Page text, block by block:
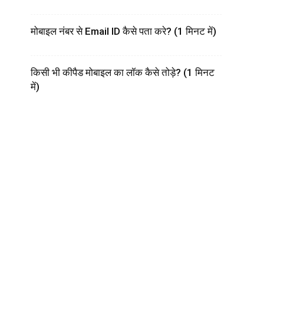
मोबाइल नंबर से Email ID कैसे पता करे? (1 मिनट में)
किसी भी कीपैड मोबाइल का लॉक कैसे तोड़े? (1 मिनट
में)